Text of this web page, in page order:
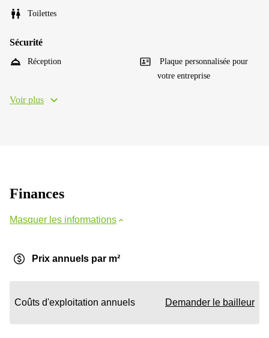
Toilettes
Sécurité
Réception
Plaque personnalisée pour
votre entreprise
Voir plus
Finances
Masquer les informations
Prix annuels par m²
Coûts d'exploitation annuels Demander le bailleur